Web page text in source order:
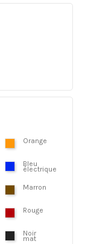
Orange
Bleu
électrique
Marron
Rouge
Noir
mat